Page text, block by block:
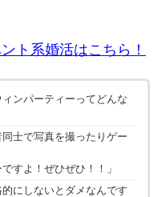
ト系婚活はこちら！
ィンパーティーってどんな
同士で写真を撮ったりゲー
すよ！ぜひぜひ！！」
的にしないとダメなんです